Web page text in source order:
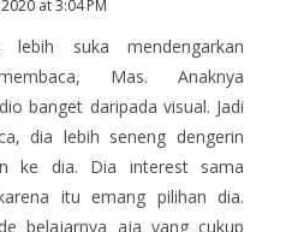
at 3:04 PM
lebih suka mendengarkan
Mas. Anaknya
banget daripada visual. Jadi
dia lebih seneng dengerin
ke dia. Dia interest sama
itu emang pilihan dia.
belajarnya aja yang cukup